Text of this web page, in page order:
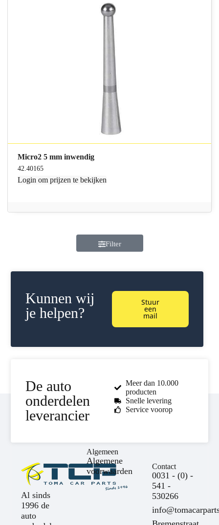
Micro2 5 mm inwendig
42.40165
Login om prijzen te bekijken
Filter
Kunnen wij
je helpen?
Stuur
een
mail
De auto
onderdelen
leverancier
Meer dan 10.000
producten
Snelle levering
Service voorop
Al sinds
1996 de
auto
Algemeen
Algemene
voorwaarden
Contact
0031 - (0) -
541 -
530266